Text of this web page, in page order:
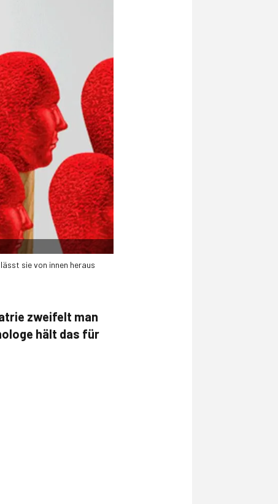
sie von innen heraus
zweifelt man
hält das für